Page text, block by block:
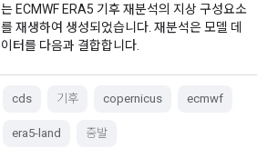
는 ECMWF ERA5 기후 재분석의 지상 구성요소
를 재생하여 생성되었습니다. 재분석은 모델 데
이터를 다음과 결합합니다.
cds 기후 copernicus ecmwf
era5-land 증발